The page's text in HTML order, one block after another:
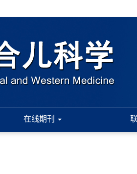
在线期刊